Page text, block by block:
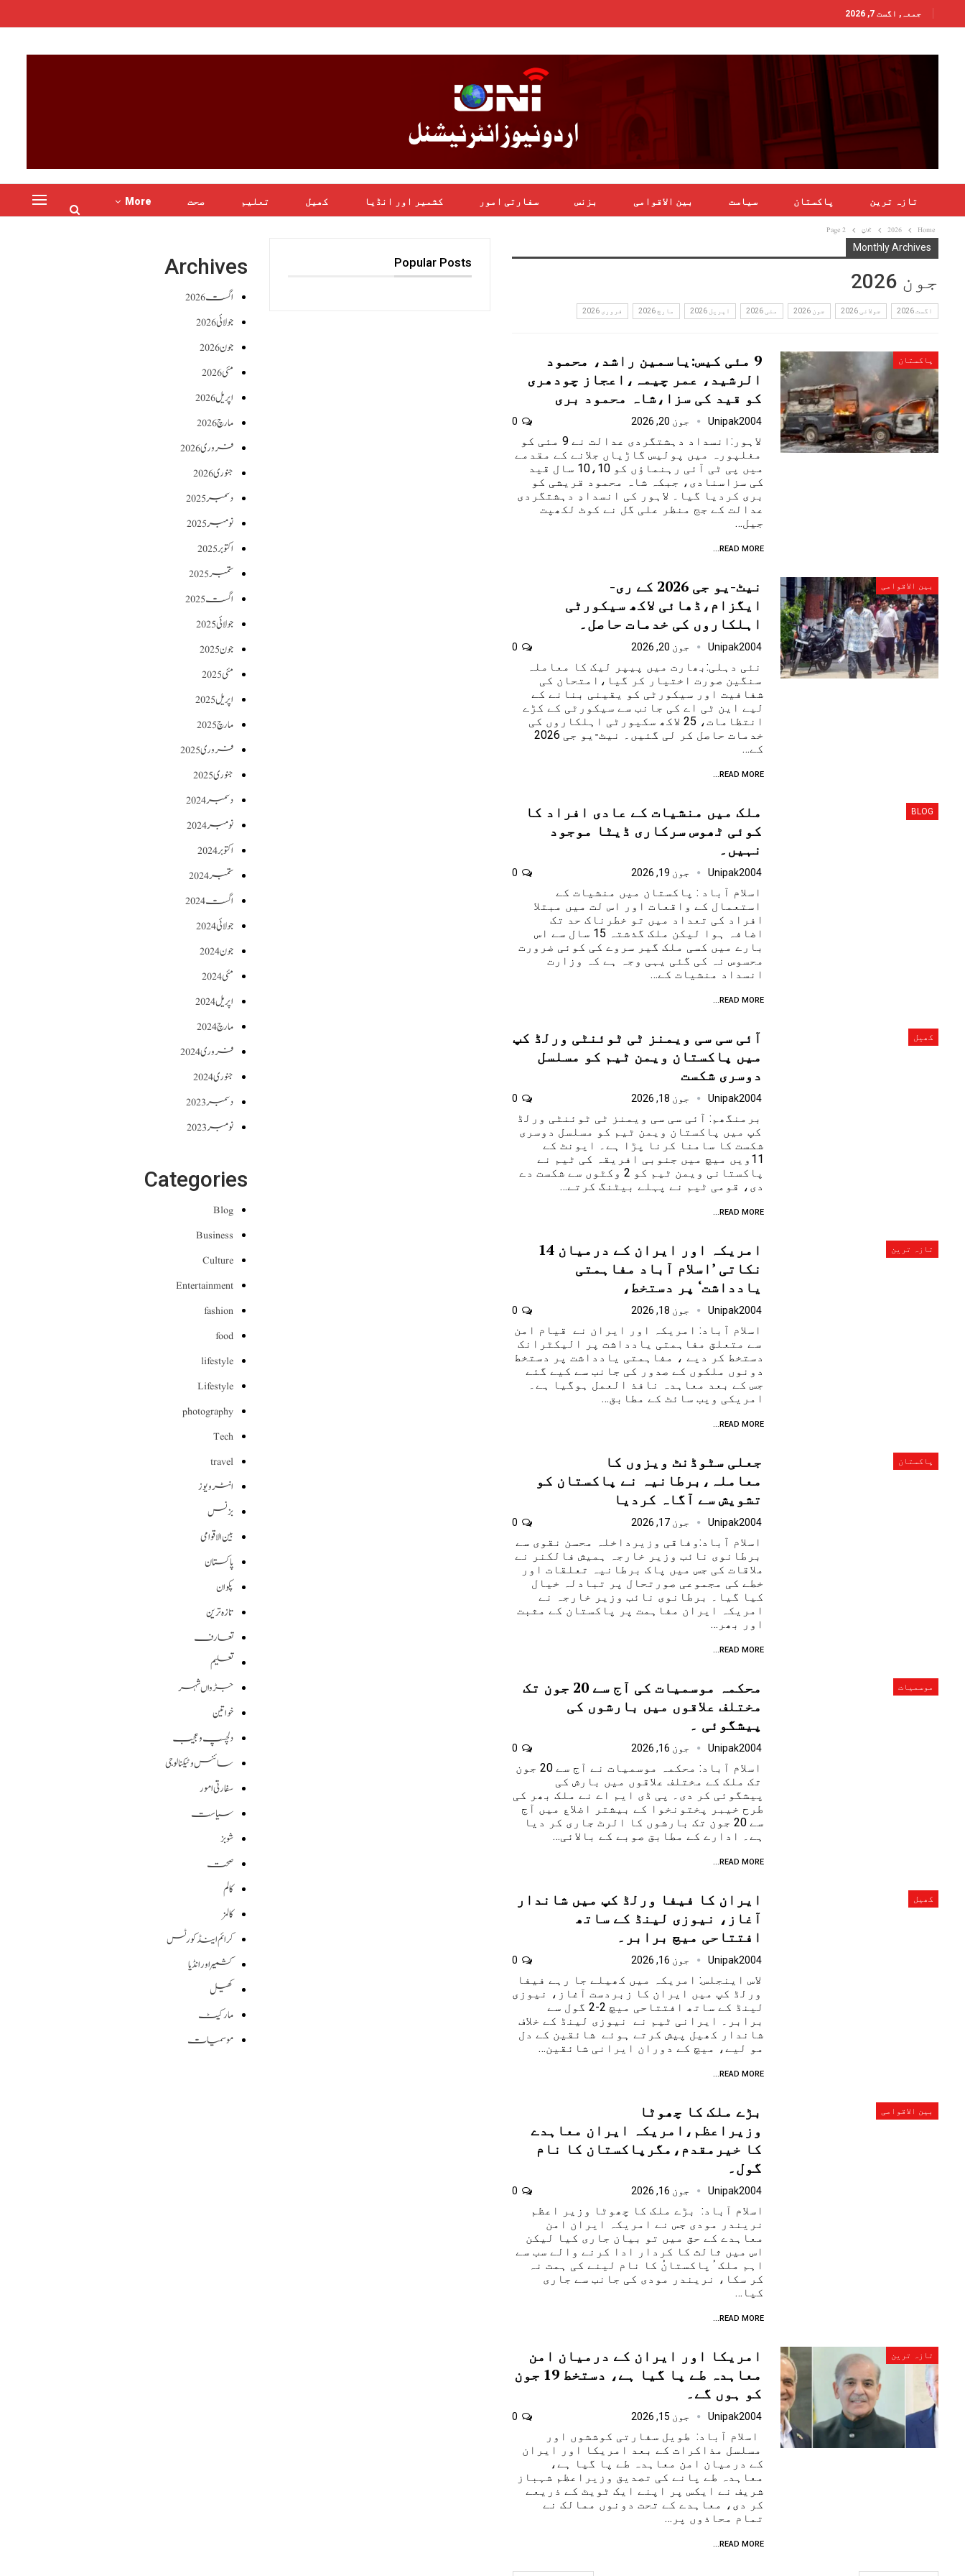
جمعہ, اگست 7, 2026
تازہ ترین پاکستان سیاست بین الاقوامی بزنس سفارتی امور کشمیر اور انڈیا کھیل تعلیم صحت More
Home
2026 جون Page 2
Monthly Archives
جون 2026
اگست 2026 جولائی 2026 جون 2026 مئی 2026 اپریل 2026 مارچ 2026 فروری 2026
پاکستان
9 مئی کیس:یاسمین راشد، محمود
الرشید، عمر چیمہ،اعجاز چودھری
کو قید کی سزا،شاہ محمود بری
Unipak2004 جون 20, 2026
لاہور:انسداد دہشتگردی عدالت نے 9 مئی کو
مغلپورہ میں پولیس گاڑیاں جلانے کے مقدمے
میں پی ٹی آئی رہنماؤں کو 10،10 سال قید
کی سزاسنادی، جبکہ شاہ محمود قریشی کو
بری کردیا گیا۔ لاہور کی انسدادِ دہشتگردی
عدالت کے جج منظر علی گل نے کوٹ لکھپت
جیل…
READ MORE...
بین الاقوامی
نیٹ-یو جی 2026 کے ری-
ایگزام،ڈھائی لاکھ سیکورٹی
اہلکاروں کی خدمات حاصل۔
Unipak2004 جون 20, 2026
نئی دہلی:بھارت میں پیپر لیک کا معاملہ
سنگین صورت اختیار کر گیا،امتحان کی
شفافیت اور سیکورٹی کو یقینی بنانے کے
لیے این ٹی اے کی جانب سے سیکورٹی کے کڑے
انتظامات، 25 لاکھ سکیورٹی اہلکاروں کی
خدمات حاصل کر لی گئیں۔ نیٹ-یو جی 2026
کے…
READ MORE...
BLOG
ملک میں منشیات کے عادی افراد کا
کوئی ٹھوس سرکاری ڈیٹا موجود
نہیں۔
Unipak2004 جون 19, 2026
اسلام آباد : پاکستان میں منشیات کے
استعمال کے واقعات اور اس لت میں مبتلا
افراد کی تعداد میں تو خطرناک حد تک
اضافہ ہوا لیکن ملک گذشتہ 15 سال سے اس
بارے میں کسی ملک گیر سروے کی کوئی ضرورت
محسوس نہ کی گئی یہی وجہ ہے کہ وزارت
انسداد منشیات کے…
READ MORE...
کھیل
آئی سی سی ویمنز ٹی ٹوئنٹی ورلڈ کپ
میں پاکستان ویمن ٹیم کو مسلسل
دوسری شکست
Unipak2004 جون 18, 2026
برمنگھم: آئی سی سی ویمنز ٹی ٹوئنٹی ورلڈ
کپ میں پاکستان ویمن ٹیم کو مسلسل دوسری
شکست کا سامنا کرنا پڑا ہے۔ ایونٹ کے
11ویں میچ میں جنوبی افریقہ کی ٹیم نے
پاکستانی ویمن ٹیم کو 2 وکٹوں سے شکست دے
دی، قومی ٹیم نے پہلے بیٹنگ کرتے…
READ MORE...
تازہ ترین
امریکہ اور ایران کے درمیان 14
نکاتی ’اسلام آباد مفاہمتی
یادداشت‘ پر دستخط،
Unipak2004 جون 18, 2026
اسلام آباد: امریکہ اور ایران نے قیام امن
سے متعلق مفاہمتی یادداشت پر الیکٹرانک
دستخط کر دیے ، مفاہمتی یادداشت پر دستخط
دونوں ملکوں کے صدور کی جانب سے کیے گئے
جس کے بعد معاہدہ نافذ العمل ہوگیا ہے۔
امریکی ویب سائٹ کے مطابق…
READ MORE...
پاکستان
جعلی سٹوڈنٹ ویزوں کا
معاملہ،برطانیہ نے پاکستان کو
تشویش سے آگاہ کردیا
Unipak2004 جون 17, 2026
اسلام آباد:وفاقی وزیرداخلہ محسن نقوی سے
برطانوی نائب وزیر خارجہ ہمیش فالکنر نے
ملاقات کی جس میں پاک برطانیہ تعلقات اور
خطے کی مجموعی صورتحال پر تبادلہ خیال
کیا گیا۔ برطانوی نائب وزیر خارجہ نے
امریکہ ایران مفاہمت پر پاکستان کے مثبت
اور بھر…
READ MORE...
موسمیات
محکمہ موسمیات کی آج سے 20 جون تک
مختلف علاقوں میں بارشوں کی
پیشگوئی ۔
Unipak2004 جون 16, 2026
اسلام آباد: محکمہ موسمیات نے آج سے 20 جون
تک ملک کے مختلف علاقوں میں بارش کی
پیشگوئی کر دی۔ پی ڈی ایم اے نے ملک بھر کی
طرح خیبر پختونخوا کے بیشتر اضلاع میں آج
سے 20 جون تک بارشوں کا الرٹ جاری کر دیا
ہے۔ ادارے کے مطابق صوبے کے بالائی…
READ MORE...
کھیل
ایران کا فیفا ورلڈ کپ میں شاندار
آغاز، نیوزی لینڈ کے ساتھ
افتتاحی میچ برابر۔
Unipak2004 جون 16, 2026
لاس اینجلس: امریکہ میں کھیلے جا رہے فیفا
ورلڈ کپ میں ایران کا زبردست آغاز، نیوزی
لینڈ کے ساتھ افتتاحی میچ 2-2 گول سے
برابر۔ ایرانی ٹیم نے نیوزی لینڈ کے خلاف
شاندار کھیل پیش کرتے ہوئے شائقین کے دل
مو لیے، میچ کے دوران ایرانی شائقین…
READ MORE...
بین الاقوامی
بڑے ملک کا چھوٹا
وزیراعظم،امریکہ ایران معاہدے
کا خیرمقدم،مگرپاکستان کا نام
گول۔
Unipak2004 جون 16, 2026
اسلام آباد: بڑے ملک کا چھوٹا وزیر اعظم
نریندر مودی جس نے امریکہ ایران امن
معاہدے کے حق میں تو بیان جاری کیا لیکن
اس میں ثالث کا کردار ادا کرنے والے سب سے
اہم ملک ُپاکستانُ کا نام لینے کی ہمت نہ
کر سکا، نریندر مودی کی جانب سے جاری
کیا…
READ MORE...
تازہ ترین
امریکا اور ایران کے درمیان امن
معاہدہ طے پا گیا ہے، دستخط 19 جون
کو ہوں گے۔
Unipak2004 جون 15, 2026
اسلام آباد: طویل سفارتی کوششوں اور
مسلسل مذاکرات کے بعد امریکا اور ایران
کے درمیان امن معاہدہ طے پا گیا ہے،
معاہدہ طے پانے کی تصدیق وزیراعظم شہباز
شریف نے ایکس پر اپنے ایک ٹویٹ کے ذریعے
کر دی، معاہدے کے تحت دونوں ممالک نے
تمام محاذوں پر…
READ MORE...
Popular Posts
Archives
اگست 2026
جولائی 2026
جون 2026
مئی 2026
اپریل 2026
مارچ 2026
فروری 2026
جنوری 2026
دسمبر 2025
نومبر 2025
اکتوبر 2025
ستمبر 2025
اگست 2025
جولائی 2025
جون 2025
مئی 2025
اپریل 2025
مارچ 2025
فروری 2025
جنوری 2025
دسمبر 2024
نومبر 2024
اکتوبر 2024
ستمبر 2024
اگست 2024
جولائی 2024
جون 2024
مئی 2024
اپریل 2024
مارچ 2024
فروری 2024
جنوری 2024
دسمبر 2023
نومبر 2023
Categories
Blog
Business
Culture
Entertainment
fashion
food
lifestyle
Lifestyle
photography
Tech
travel
انٹرویوز
بزنس
بین الاقوامی
پاکستان
پکوان
تازہ ترین
تعارف
تعلیم
جڑواں شہر
خواتین
دلچسپ و عجیب
سائنس وٹیکنالوجی
سفارتی امور
سیاست
شوبز
صحت
کالم
کالمز
کرائم اینڈ کورٹس
کشمیر اور انڈیا
کھیل
مارکیٹ
موسمیات